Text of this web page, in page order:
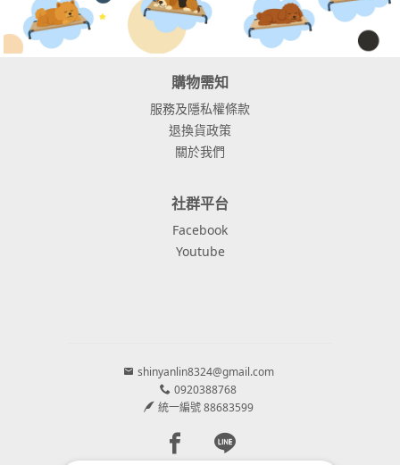
購物需知
服務及隱私權條款
退換貨政策
關於我們
社群平台
Facebook
Youtube
shinyanlin8324@gmail.com
0920388768
統一編號 88683599
Facebook page
Line page